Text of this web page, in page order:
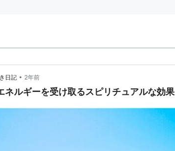
日記 • 2年前
ネルギーを受け取るスピリチュアルな効果